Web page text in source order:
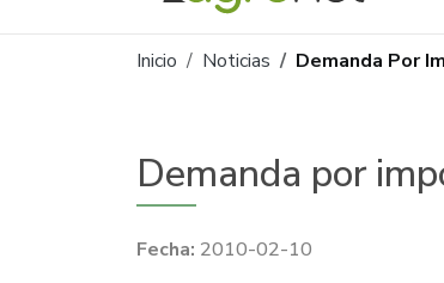
Ruta de
Inicio Noticias Demanda Por
Demanda por
2010-02-10